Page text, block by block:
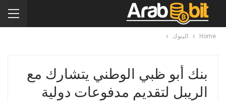
Home البنوك
بنك أبو ظبي الوطني يتشارك مع
الريبل لتقديم مدفوعات دولية